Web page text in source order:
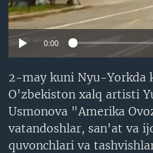
VIDEO
XABARLAR SURATLARDA
ODNOKLASSNIKI
TELEGRAM
SOUNDCLOUD
VOA
0:00
2-may kuni Nyu-Yorkda
O'zbekiston xalq artisti
Usmonova "Amerika
vatandoshlar, san'at va
quvonchlari va